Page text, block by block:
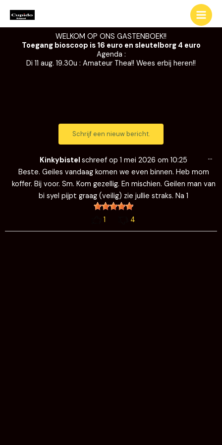
naar
de
WELKOM OP ONS GASTENBOEK!!
Toegang bioscoop is 16 euro en sleutelborg 4 euro
Agenda :
Di 11 aug. 19.30u : Amateur Thea!! Wees erbij heren!!
Kinkybistel schreef op 1 mei 2026 om 10:25
Beste. Geiles vandaag komen we even binnen. Heb mom
koffer. Bij voor. Sm. Kom gezellig. En mischien. Geilen man van
bi syel pijpt graag (veilig) zie jullie straks. Na 1
1 4
…